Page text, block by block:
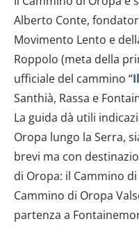
Alberto Conte,
Movimento Lento e
Roppolo (meta della
ufficiale del cammino “
Santhià, Rassa e
La guida dà utili
Oropa lungo la Serra,
brevi ma con
di Oropa: il Cammino
Cammino di Oropa
partenza a